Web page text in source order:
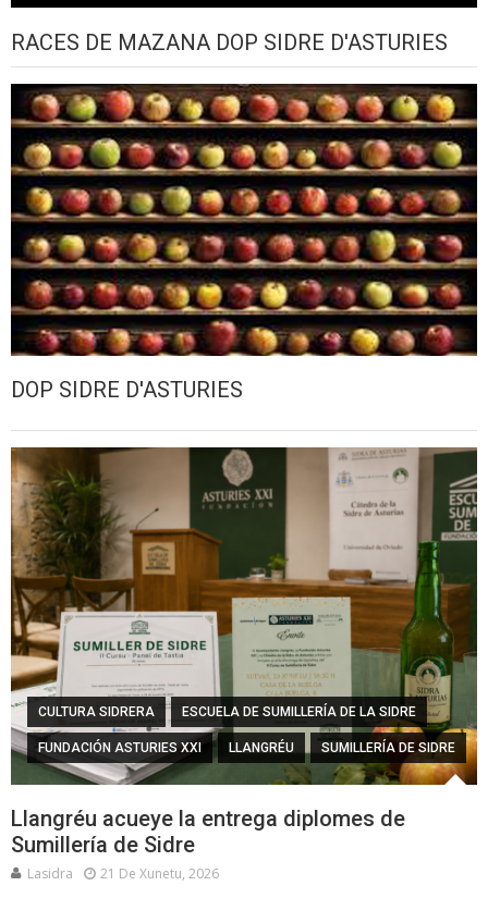
RACES DE MAZANA DOP SIDRE D'ASTURIES
DOP SIDRE D'ASTURIES
CULTURA SIDRERA ESCUELA DE SUMILLERÍA DE LA SIDRE
FUNDACIÓN ASTURIES XXI LLANGRÉU SUMILLERÍA DE SIDRE
Llangréu acueye la entrega diplomes de
Sumillería de Sidre
Lasidra 21 De Xunetu, 2026